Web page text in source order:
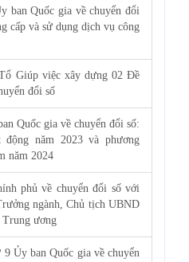
ban Quốc gia về chuyển đổi
cấp và sử dụng dịch vụ công
Giúp việc xây dựng 02 Đề
đổi số
Quốc gia về chuyển đổi số:
năm 2023 và phương
năm 2024
phủ về chuyển đổi số với
ngành, Chủ tịch UBND
ương
Ủy ban Quốc gia về chuyển